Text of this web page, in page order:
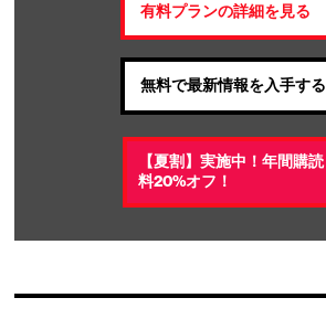
有料プランの詳細を見る
無料で最新情報を入手する
【夏割】実施中！年間購読
料20%オフ！